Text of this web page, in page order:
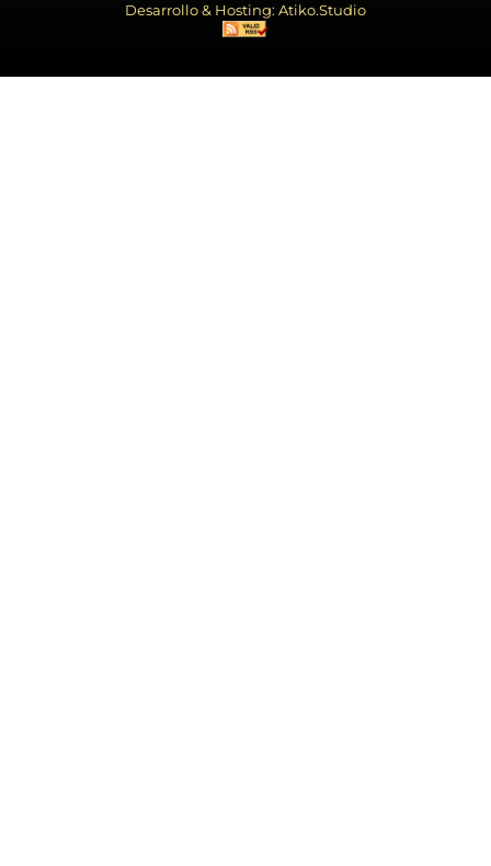
Desarrollo & Hosting: Atiko.Studio